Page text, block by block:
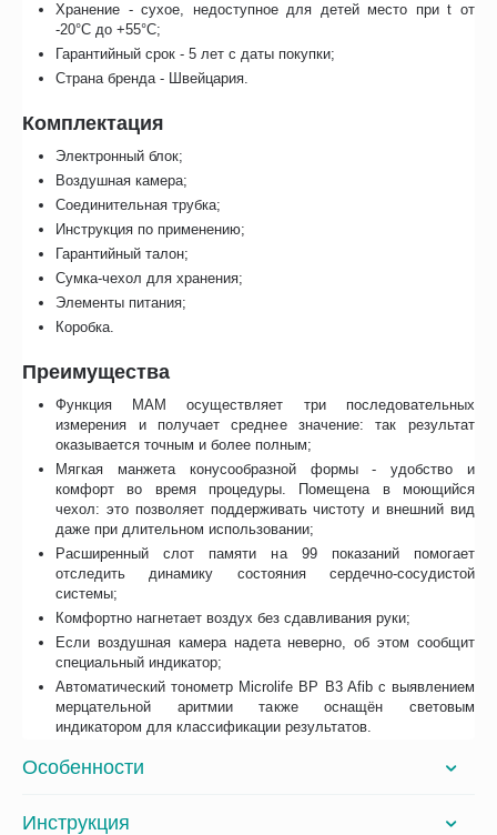
Хранение - сухое, недоступное для детей место при t от
-20°С до +55°С;
Гарантийный срок - 5 лет с даты покупки;
Страна бренда - Швейцария.
Комплектация
Электронный блок;
Воздушная камера;
Соединительная трубка;
Инструкция по применению;
Гарантийный талон;
Сумка-чехол для хранения;
Элементы питания;
Коробка.
Преимущества
Функция МАМ осуществляет три последовательных
измерения и получает среднее значение: так результат
оказывается точным и более полным;
Мягкая манжета конусообразной формы - удобство и
комфорт во время процедуры. Помещена в моющийся
чехол: это позволяет поддерживать чистоту и внешний вид
даже при длительном использовании;
Расширенный слот памяти на 99 показаний помогает
отследить динамику состояния сердечно-сосудистой
системы;
Комфортно нагнетает воздух без сдавливания руки;
Если воздушная камера надета неверно, об этом сообщит
специальный индикатор;
Автоматический тонометр Microlife BP B3 Afib с выявлением
мерцательной аритмии также оснащён световым
индикатором для классификации результатов.
Особенности
Инструкция